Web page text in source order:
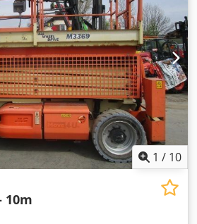
1 / 10
10m